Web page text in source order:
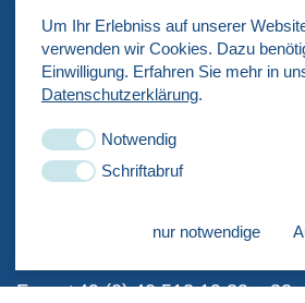
D-22297 Hamburg
Our contant information, test
language pack
Tel.: +49 (0) 40 513 19 39 – 0
Fax.: +49 (0) 40 513 19 39 – 32
Um Ihr Erlebniss auf unserer
verwenden wir Cookies. Dazu
Einwilligung. Erfahren Sie mehr in
Datenschutzerklärung.
Notwendig
Schriftabruf
nur notwendige